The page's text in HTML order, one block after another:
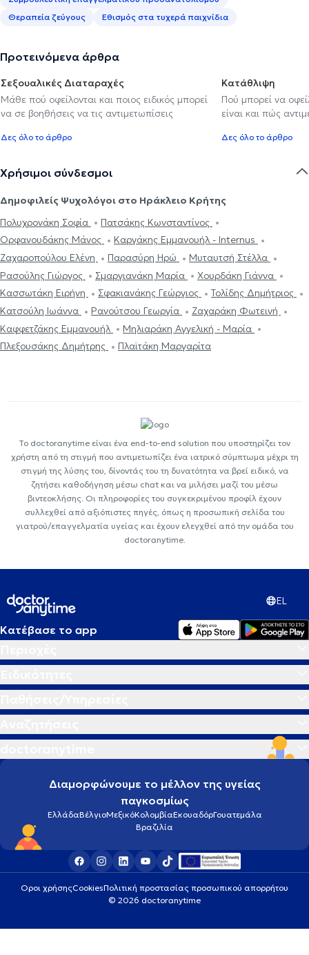
Θεραπεία ζεύγους
Εθισμός στα τυχερά παιχνίδια
Προτεινόμενα άρθρα
Σεξουαλικές Διαταραχές
Μάθε πού οφείλονται και ποιος ειδικός μπορεί
να σε βοηθήσεις να τις αντιμετωπίσεις
Δες όλο το άρθρο
Κατάθλιψη
Πού μπορεί να
είναι και πώς
Δες όλο το άρθρο
Χρήσιμοι σύνδεσμοι
Δημοφιλείς Ψυχολόγοι στο Ηράκλειο Κρήτης
Πολυχρονάκη Σοφία
Πατσάκης Κωνσταντίνος
Ορφανουδάκης Μάνος
Καργάκης Εμμανουήλ - Internus
Ζαχαροπούλου Ελένη
Παρασύρη Ηρώ
Μυταυτσή Στέλλα
Ρασούλης Γιώργος
Σμαργιανάκη Μαρία
Χουρδάκη Γιάννα
Κασσωτάκη Ειρήνη
Σφακιανάκης Γεώργιος
Τολίδης Δημήτριος
Κατσούλη Ιωάννα
Ρανούτσου Γεωργία
Ζαχαράκη Φωτεινή
Καφφετζάκης Εμμανουήλ
Μηλιαράκη Αγγελική - Μαρία
Πλεξουσάκης Δημήτρης
Πλαϊτάκη Μαργαρίτα
Το doctoranytime είναι ένα end-to-end solution που υποστηρίζει τον
χρήστη από τη στιγμή που αντιμετωπίζει ένα ιατρικό σύμπτωμα μέχρι τη
στιγμή της λύσης του, δίνοντάς του τη δυνατότητα να βρεί ειδικό, να
ζητήσει καθοδήγηση μέσω chat και να μιλήσει μαζί του μέσω
βιντεοκλήσης. Οι πληροφορίες του συγκεκριμένου προφίλ έχουν
συλλεχθεί από αξιόπιστες πηγές, όπως η προσωπική σελίδα του
γιατρού/επαγγελματία υγείας και έχουν ελεγχθεί από την ομάδα του
doctoranytime.
EL
Κατέβασε το app
Διαμορφώνουμε το μέλλον της υγείας
παγκοσμίως
ΕλλάδαΒέλγιοΜεξικόΚολομβίαΕκουαδόρΓουατεμάλα
Βραζιλία
Οροι χρήσηςCookiesΠολιτική προστασίας προσωπικού απορρήτου
© 2026 doctoranytime